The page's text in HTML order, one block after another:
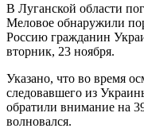
В Луганской области
Меловое обнаружили
Россию гражданин
вторник, 23 ноября.
Указано, что во время
следовавшего из
обратили внимание на
волновался.